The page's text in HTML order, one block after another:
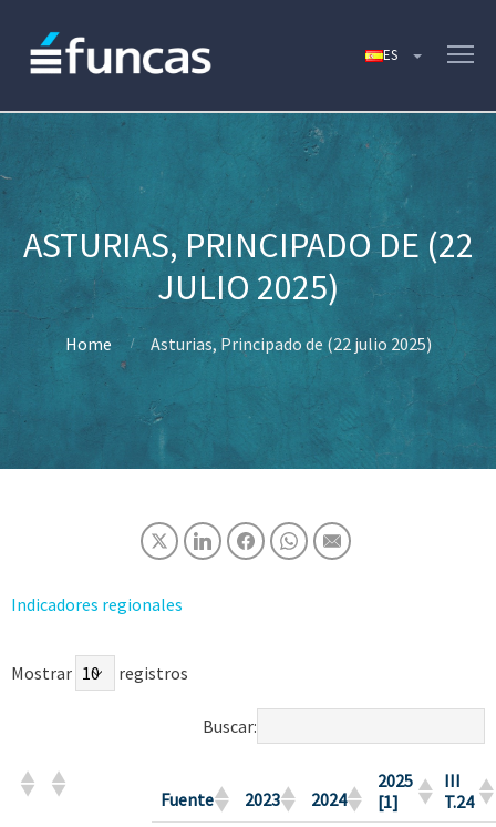
ASTURIAS, PRINCIPADO DE (22
JULIO 2025)
Home Asturias, Principado de (22 julio 2025)
Indicadores regionales
Mostrar registros
Buscar:
Fuente 2023 2024
2025
[1]
III
T.24